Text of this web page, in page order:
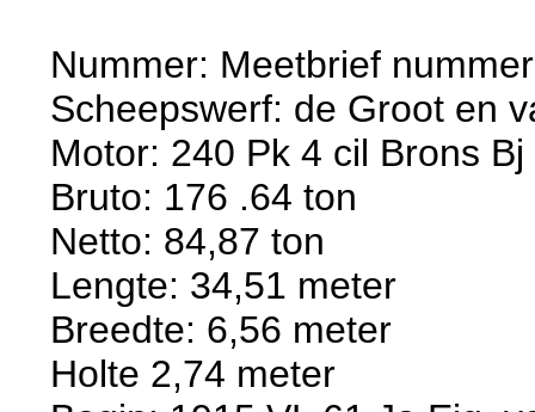
Nummer: Meetbrief
Scheepswerf: de Groot en
Motor: 240 Pk 4 cil Brons
Bruto: 176 .64 ton
Netto: 84,87 ton
Lengte: 34,51 meter
Breedte: 6,56 meter
Holte 2,74 meter